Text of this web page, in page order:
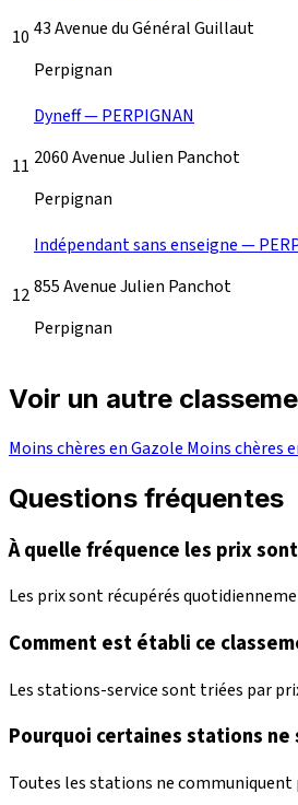
10 43 Avenue du Général Guillaut
Perpignan
11
Dyneff — PERPIGNAN
2060 Avenue Julien Panchot
Perpignan
12
Indépendant sans enseigne —
855 Avenue Julien Panchot
Perpignan
Voir un autre
Moins chères en Gazole Moins chères
Questions fréquentes
À quelle fréquence les prix
Les prix sont récupérés
Comment est établi ce
Les stations-service sont triées par
Pourquoi certaines stations
Toutes les stations ne